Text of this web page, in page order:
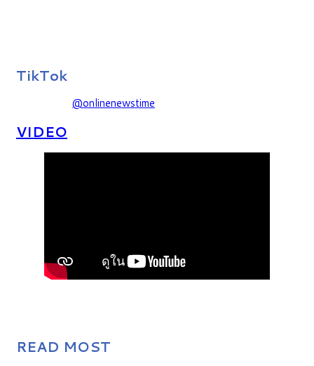
TikTok
@onlinenewstime
VIDEO
READ MOST